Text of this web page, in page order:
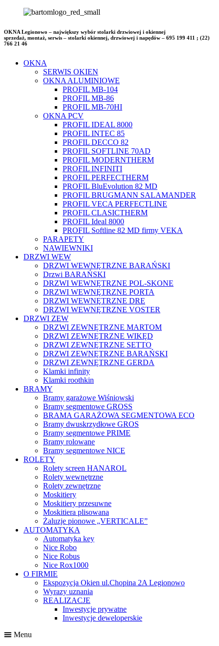
OKNA Legionowo – największy wybór stolarki drzwiowej i okiennej
sprzedaż, montaż, serwis – stolarki okiennej, drzwiowej i napędów – 695 199 411 ; (22)
766 21 46
OKNA
SERWIS OKIEN
OKNA ALUMINIOWE
PROFIL MB-104
PROFIL MB-86
PROFIL MB-70HI
OKNA PCV
PROFIL IDEAL 8000
PROFIL INTEC 85
PROFIL DECCO 82
PROFIL SOFTLINE 70AD
PROFIL MODERNTHERM
PROFIL INFINITI
PROFIL PERFECTHERM
PROFIL BluEvolution 82 MD
PROFIL BRUGMANN SALAMANDER
PROFIL VECA PERFECTLINE
PROFIL CLASICTHERM
PROFIL Ideal 8000
PROFIL Softline 82 MD firmy VEKA
PARAPETY
NAWIEWNIKI
DRZWI WEW
DRZWI WEWNĘTRZNE BARAŃSKI
Drzwi BARAŃSKI
DRZWI WEWNĘTRZNE POL-SKONE
DRZWI WEWNĘTRZNE PORTA
DRZWI WEWNĘTRZNE DRE
DRZWI WEWNĘTRZNE VOSTER
DRZWI ZEW
DRZWI ZEWNĘTRZNE MARTOM
DRZWI ZEWNĘTRZNE WIKĘD
DRZWI ZEWNĘTRZNE SETTO
DRZWI ZEWNĘTRZNE BARAŃSKI
DRZWI ZEWNĘTRZNE GERDA
Klamki infinity
Klamki roothkin
BRAMY
Bramy garażowe Wiśniowski
Bramy segmentowe GROSS
BRAMA GARAŻOWA SEGMENTOWA ECO
Bramy dwuskrzydłowe GROS
Bramy segmentowe PRIME
Bramy rolowane
Bramy segmentowe NICE
ROLETY
Rolety screen HANAROL
Rolety wewnętrzne
Rolety zewnętrzne
Moskitiery
Moskitiery przesuwne
Moskitiera plisowana
Żaluzje pionowe „VERTICALE”
AUTOMATYKA
Automatyka key
Nice Robo
Nice Robus
Nice Rox1000
O FIRMIE
Ekspozycja Okien ul.Chopina 2A Legionowo
Wyrazy uznania
REALIZACJE
Inwestycje prywatne
Inwestycje deweloperskie
Menu